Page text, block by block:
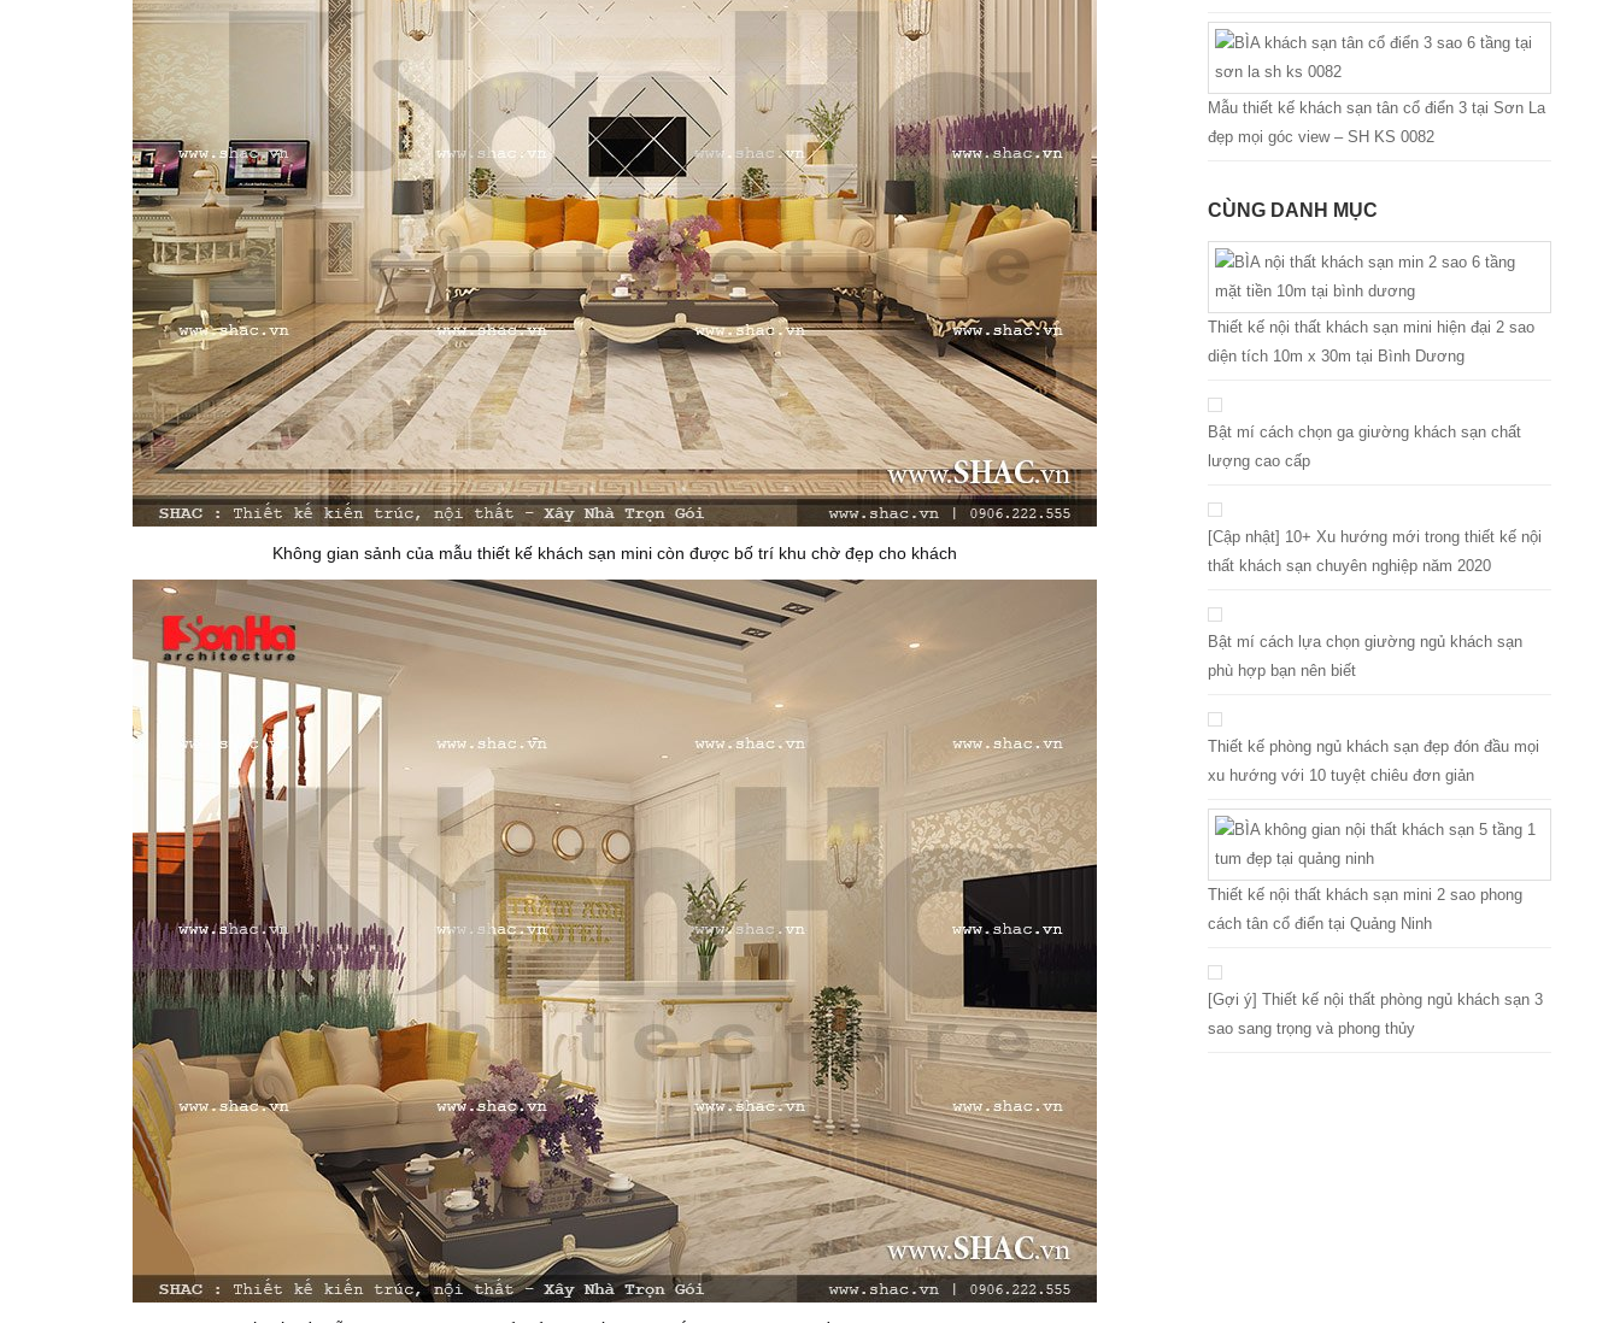
Không gian sảnh của mẫu thiết kế khách sạn mini còn được bố trí khu chờ đẹp cho khách
Mẫu thiết kế khách sạn tân cổ điển 3 tại Sơn La
đẹp mọi góc view – SH KS 0082
CÙNG DANH MỤC
Thiết kế nội thất khách sạn mini hiện đại 2 sao
diện tích 10m x 30m tại Bình Dương
Bật mí cách chọn ga giường khách sạn chất
lượng cao cấp
[Cập nhật] 10+ Xu hướng mới trong thiết kế nội
thất khách sạn chuyên nghiệp năm 2020
Bật mí cách lựa chọn giường ngủ khách sạn
phù hợp bạn nên biết
Thiết kế phòng ngủ khách sạn đẹp đón đầu mọi
xu hướng với 10 tuyệt chiêu đơn giản
Thiết kế nội thất khách sạn mini 2 sao phong
cách tân cổ điển tại Quảng Ninh
[Gợi ý] Thiết kế nội thất phòng ngủ khách sạn 3
sao sang trọng và phong thủy